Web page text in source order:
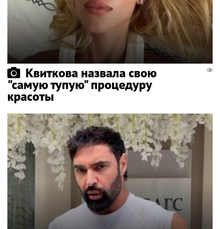
Квиткова назвала свою
"самую тупую" процедуру
красоты